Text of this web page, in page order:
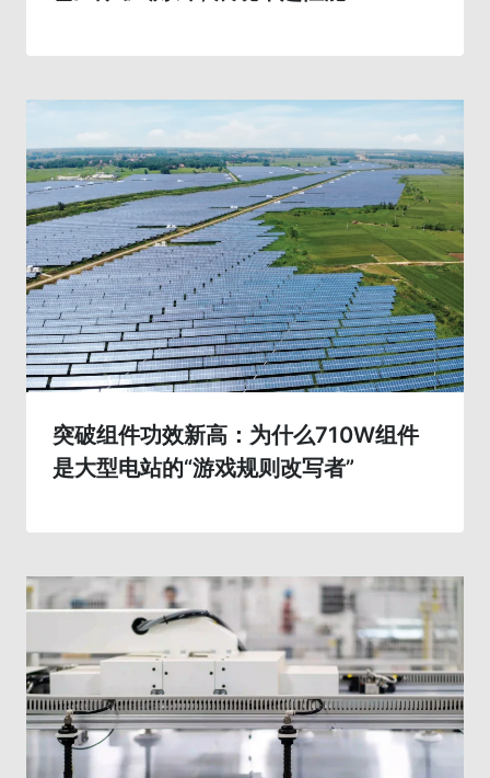
突破组件功效新高：为什么710W组件
是大型电站的“游戏规则改写者”